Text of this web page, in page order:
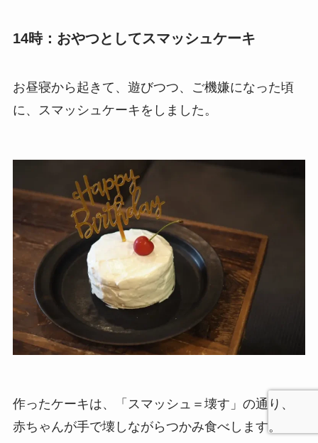
14時：おやつとしてスマッシュケーキ
お昼寝から起きて、遊びつつ、ご機嫌になった頃
に、スマッシュケーキをしました。
作ったケーキは、「スマッシュ＝壊す」の通り、
赤ちゃんが手で壊しながらつかみ食べします。